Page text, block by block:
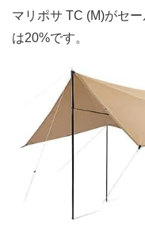
マリポサ TC (M)がセ
は20%です。